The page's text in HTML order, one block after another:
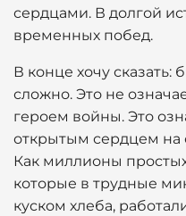
сердцами. В долгой
временных побед.
В конце хочу сказать:
сложно. Это не
героем войны. Это
открытым сердцем на
Как миллионы
которые в трудные
куском хлеба,